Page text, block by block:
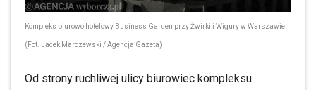
Kompleks biurowo hotelowy Business Garden przy Żwirki i Wigury w Warszawie
(Fot. Jacek Marczewski / Agencja Gazeta)
Od strony ruchliwej ulicy biurowiec kompleksu